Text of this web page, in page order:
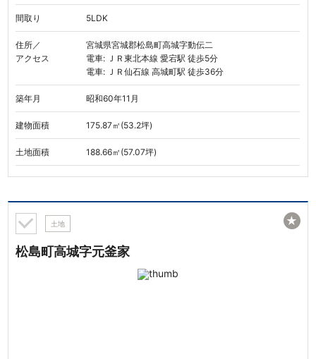
間取り 5LDK
住所／
アクセス
宮城県宮城郡松島町高城字動伝二
電車: ＪＲ東北本線 愛宕駅 徒歩5分
電車: ＪＲ仙石線 高城町駅 徒歩36分
築年月 昭和60年11月
建物面積 175.87㎡(53.2坪)
土地面積 188.66㎡(57.07坪)
土地
松島町高城字元釜家
★